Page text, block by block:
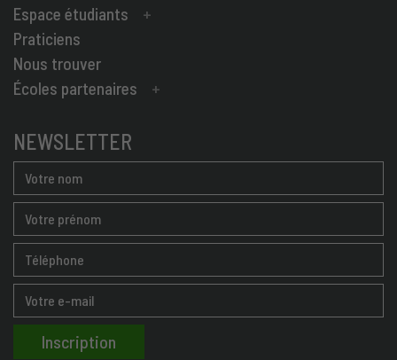
Espace étudiants
Praticiens
Nous trouver
Écoles partenaires
NEWSLETTER